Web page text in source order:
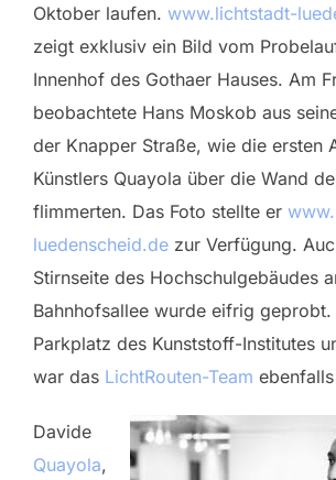
Oktober laufen. www.lichtstadt-
zeigt exklusiv ein Bild vom
Innenhof des Gothaer Hauses. Am
beobachtete Hans Moskob aus
der Knapper Straße, wie die ersten
Künstlers Quayola über die Wand
flimmerten. Das Foto stellte er
luedenscheid.de zur Verfügung.
Stirnseite des Hochschulgebäudes
Bahnhofsallee wurde eifrig
Parkplatz des Kunststoff-Institutes
war das LichtRouten-Team
Davide
Quayola,